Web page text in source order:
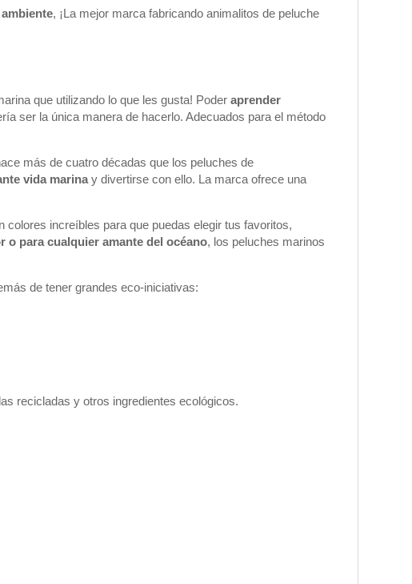
, ¡La mejor marca fabricando animalitos de peluche
que utilizando lo que les gusta! Poderaprender
ser la única manera de hacerlo. Adecuados para el método
más de cuatro décadas que los peluches de
vida marina y divertirse con ello. La marca ofrece una
colores increíbles para que puedas elegir tusfavoritos,
o para cualquier amante del océano, los peluches marinos
de tener grandes eco-iniciativas:
recicladas y otros ingredientes ecológicos.